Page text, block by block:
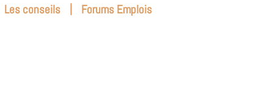
Les conseils | Forums Emplois